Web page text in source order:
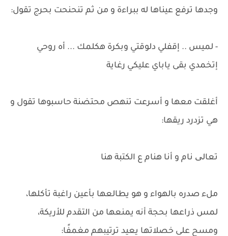
وجدها ترفع عيناها له ببراءة و من ثم تنحنحت بحرج تقول:
- لميس .. إقفلي دلوقتي وبكرة هكلمك ... أه روحي
إتخمدي بقى ياباي عليكي رغاية
أغلقت معها و أسرعت تنهص محتضنة حاسبوها تقول و
هي تزدرد ريقها:
تعالی نام و أنا هنام ع الكتبة هنا
ملء صدره بالهواء و هو يطالعها بأعين راغبة تأكلها،
لمس ذراعها بحجة أنه يمنعها من التقدم للأريكة،
ومسح على خصلاتها يعيد ترتيبهم مغمفًا: